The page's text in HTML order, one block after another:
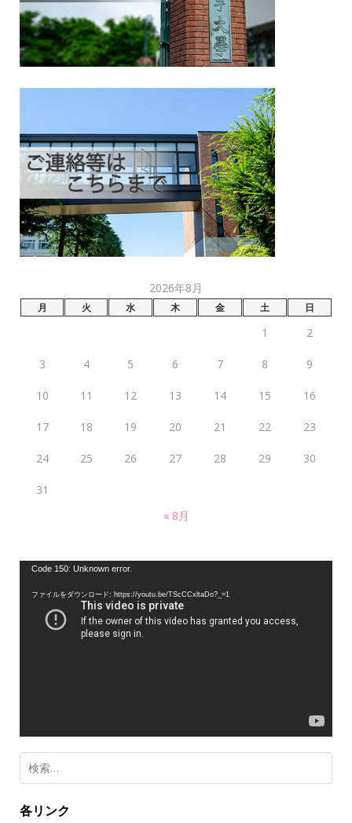
2026年8月
月 火 水 木 金 土 日
1 2
3 4 5 6 7 8 9
10 11 12 13 14 15 16
17 18 19 20 21 22 23
24 25 26 27 28 29 30
31
« 8月
Code 150: Unknown error.
ファイルをダウンロード: https://youtu.be/TScCCxltaDo?_=1
索:
各リンク